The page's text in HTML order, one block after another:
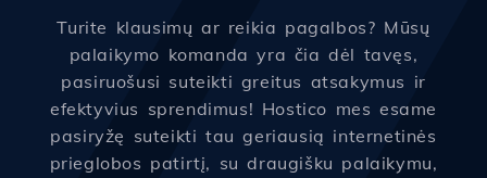
Turite klausimų ar reikia pagalbos? Mūsų
palaikymo komanda yra čia dėl tavęs,
pasiruošusi suteikti greitus atsakymus ir
efektyvius sprendimus! Hostico mes esame
pasiryžę suteikti tau geriausią internetinės
prieglobos patirtį, su draugišku palaikymu,